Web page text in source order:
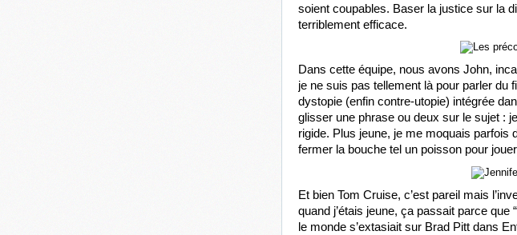
soient coupables. Baser la justice sur la
terriblement efficace.
Dans cette équipe, nous avons John,
je ne suis pas tellement là pour parler du
dystopie (enfin contre-utopie) intégrée
glisser une phrase ou deux sur le sujet :
rigide. Plus jeune, je me moquais parfois
fermer la bouche tel un poisson pour
Et bien Tom Cruise, c’est pareil mais
quand j’étais jeune, ça passait parce que
le monde s’extasiait sur Brad Pitt dans